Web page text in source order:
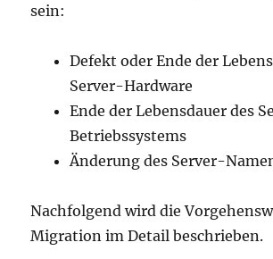
sein:
Defekt oder Ende der
Server-Hardware
Ende der Lebensdauer des
Betriebssystems
Änderung des Server-
Nachfolgend wird die
Migration im Detail beschrieben.